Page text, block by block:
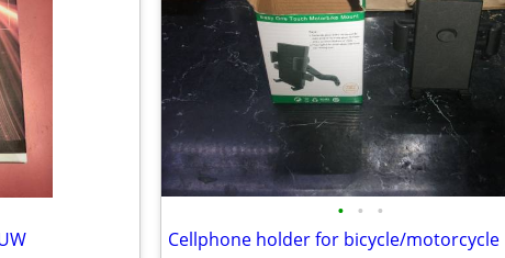
• • •
Cellphone holder for bicycle/motorcycle